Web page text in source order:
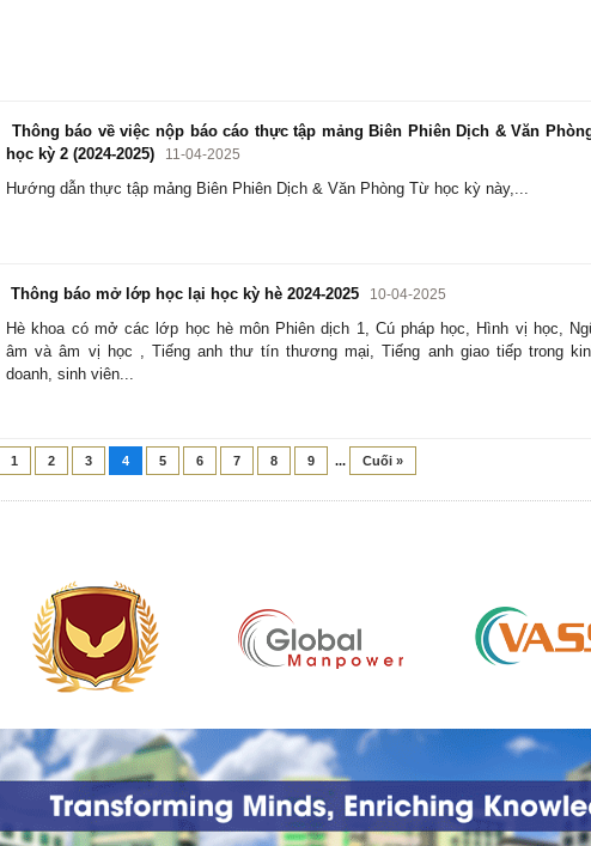
Thông báo về việc nộp báo cáo thực tập mảng Biên Phiên Dịch & Văn
học kỳ 2 (2024-2025)
11-04-2025
Hướng dẫn thực tập mảng Biên Phiên Dịch & Văn Phòng Từ học kỳ này,...
Thông báo mở lớp học lại học kỳ hè 2024-2025 10-04-2025
Hè khoa có mở các lớp học hè môn Phiên dịch 1, Cú pháp học, Hình vị học,
âm và âm vị học , Tiếng anh thư tín thương mại, Tiếng anh giao tiếp trong
doanh, sinh viên...
1 2 3 4 5 6 7 8 9 ... Cuối »